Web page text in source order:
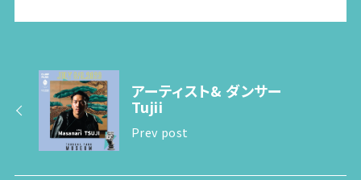
アーティスト& ダンサー
Tujii
Prev post